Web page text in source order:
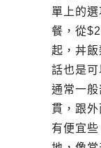
單上的
餐，從
起，丼
話也是可
通常一
貫，跟
有便宜